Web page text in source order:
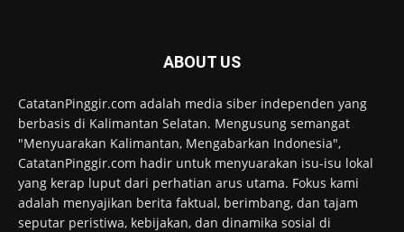
ABOUT US
CatatanPinggir.com adalah media siber independen yang
berbasis di Kalimantan Selatan. Mengusung semangat
"Menyuarakan Kalimantan, Mengabarkan Indonesia",
CatatanPinggir.com hadir untuk menyuarakan isu-isu lokal
yang kerap luput dari perhatian arus utama. Fokus kami
adalah menyajikan berita faktual, berimbang, dan tajam
seputar peristiwa, kebijakan, dan dinamika sosial di